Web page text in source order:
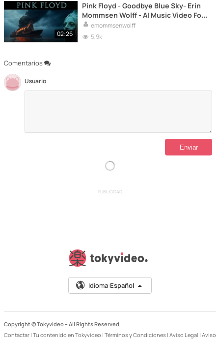
Comentarios
Usuario
02:26
Pink Floyd - Goodbye Blue Sky- Erin
Mommsen Wolff - AI Music Video For
my Authorshiip.
emommsenwolff
5,9k
PUBLICIDAD
Idioma:Español
Copyright © Tokyvideo – All Rights Reserved
Contactar | Tu contenido en Tokyvideo | Términos y Condiciones | Aviso Legal | Aviso